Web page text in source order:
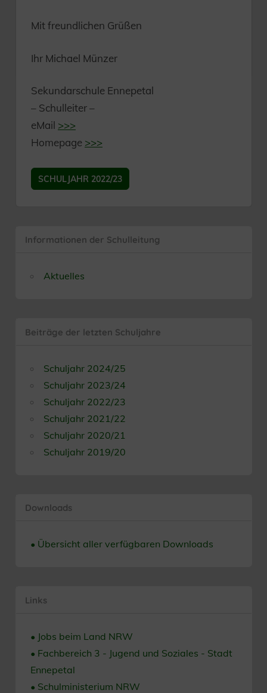
Mit freundlichen Grüßen
Ihr Michael Münzer
Sekundarschule Ennepetal
– Schulleiter –
eMail >>>
Homepage >>>
SCHULJAHR 2022/23
Informationen der Schulleitung
Aktuelles
Beiträge der letzten Schuljahre
Schuljahr 2024/25
Schuljahr 2023/24
Schuljahr 2022/23
Schuljahr 2021/22
Schuljahr 2020/21
Schuljahr 2019/20
Downloads
• Übersicht aller verfügbaren Downloads
Links
• Jobs beim Land NRW
• Fachbereich 3 - Jugend und Soziales - Stadt
Ennepetal
• Schulministerium NRW